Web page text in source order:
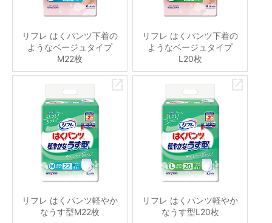
リフレ はくパンツ下着の
ようなベージュタイプ
M22枚
リフレ はくパンツ下着の
ようなベージュタイプ
L20枚
リフレ はくパンツ軽やか
なうす型M22枚
リフレ はくパンツ軽やか
なうす型L20枚